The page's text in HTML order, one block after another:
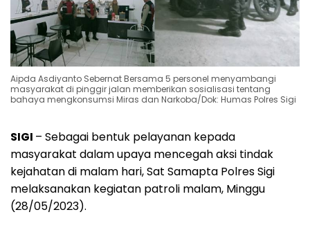
Aipda Asdiyanto Sebernat Bersama 5 personel menyambangi
masyarakat di pinggir jalan memberikan sosialisasi tentang
bahaya mengkonsumsi Miras dan Narkoba/Dok: Humas Polres Sigi
SIGI – Sebagai bentuk pelayanan kepada
masyarakat dalam upaya mencegah aksi tindak
kejahatan di malam hari, Sat Samapta Polres Sigi
melaksanakan kegiatan patroli malam, Minggu
(28/05/2023).